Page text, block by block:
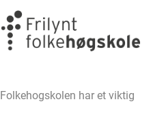
Folkehogskolen har et viktig